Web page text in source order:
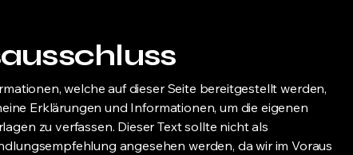
welche auf dieser Seite bereitgestellt werden,
Erklärungen und Informationen, um die eigenen
zu verfassen. Dieser Text sollte nicht als
angesehen werden, da wir im Voraus